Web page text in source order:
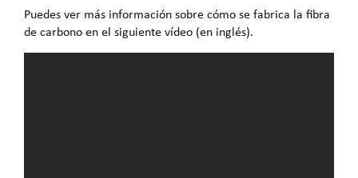
Puedes ver más información sobre cómo se fabrica la fibra
de carbono en el siguiente vídeo (en inglés).